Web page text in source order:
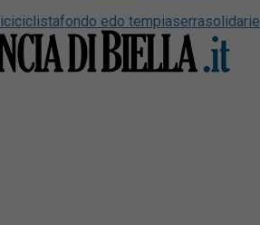
ciclistafondo edo tempiaserra